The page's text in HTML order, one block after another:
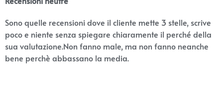
Sono quelle recensioni dove il cliente mette 3 stelle, scrive
poco e niente senza spiegare chiaramente il perché della
sua valutazione.Non fanno male, ma non fanno neanche
bene perchè abbassano la media.